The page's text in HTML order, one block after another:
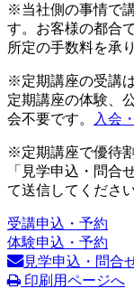
※当社側の事情で
す。お客様の都合
所定の手数料を承
※定期講座の受講
定期講座の体験、
会不要です。
入会
※定期講座で優待
「見学申込・問合
て送信してください
受講申込・予約
体験申込・予約
見学申込・問合
印刷用ページへ